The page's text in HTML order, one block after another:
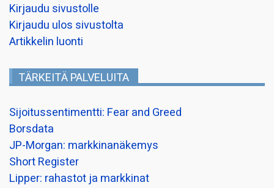
Kirjaudu sivustolle
Kirjaudu ulos sivustolta
Artikkelin luonti
TÄRKEITÄ PALVELUITA
Sijoitussentimentti: Fear and Greed
Borsdata
JP-Morgan: markkinanäkemys
Short Register
Lipper: rahastot ja markkinat